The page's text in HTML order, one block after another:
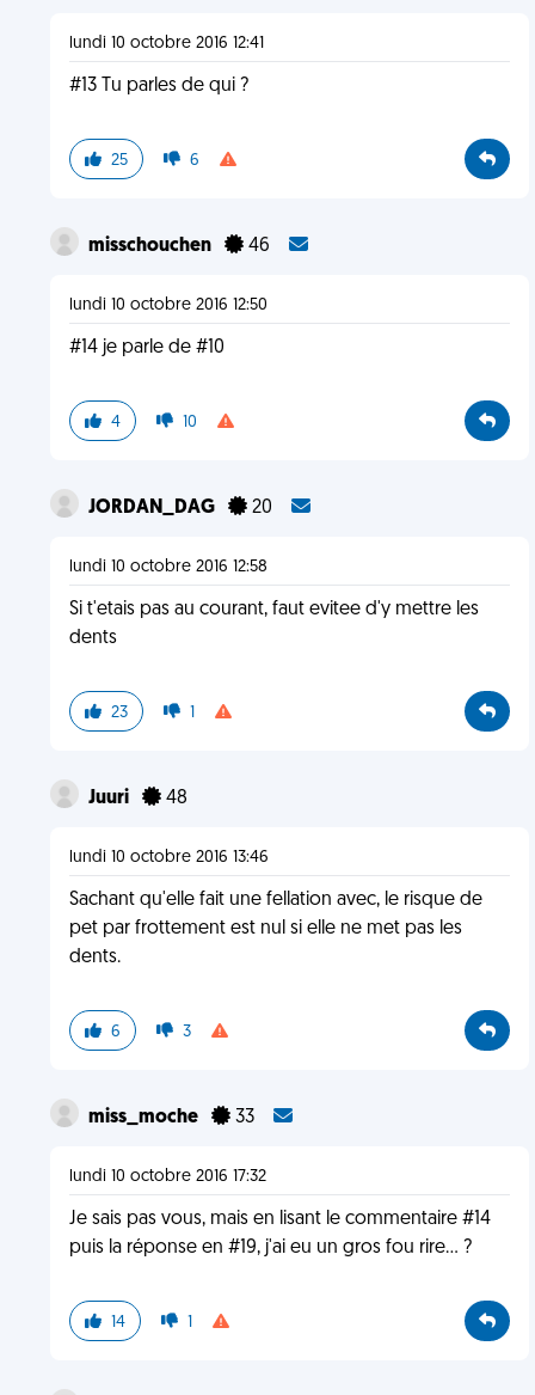
lundi 10 octobre 2016 12:41
#13 Tu parles de qui ?
25 6
misschouchen 46
lundi 10 octobre 2016 12:50
#14 je parle de #10
4 10
JORDAN_DAG 20
lundi 10 octobre 2016 12:58
Si t'etais pas au courant, faut evitee d'y mettre les
dents
23 1
Juuri 48
lundi 10 octobre 2016 13:46
Sachant qu'elle fait une fellation avec, le risque de
pet par frottement est nul si elle ne met pas les
dents.
6 3
miss_moche 33
lundi 10 octobre 2016 17:32
Je sais pas vous, mais en lisant le commentaire #14
puis la réponse en #19, j'ai eu un gros fou rire... ?
14 1